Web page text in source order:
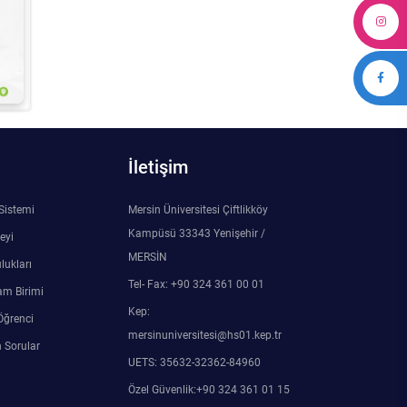
Birimi
Sorular
İletişim
Mersin Üniversitesi Çiftlikköy
Kampüsü 33343 Yenişehir /
MERSİN
Tel- Fax: +90 324 361 00 01
Kep:
mersinuniversitesi@hs01.kep.tr
UETS: 35632-32362-84960
Özel Güvenlik:+90 324 361 01 15